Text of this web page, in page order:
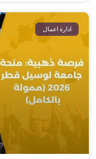
ادارة اعمال